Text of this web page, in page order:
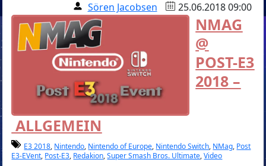
Sören Jacobsen 25.06.2018 09:00
NMAG
@
POST-E3
2018 –
ALLGEMEIN
E3 2018, Nintendo, Nintendo of Europe, Nintendo Switch, NMag, Post
E3-EVent, Post-E3, Redakion,Super Smash Bros. Ultimate,Video